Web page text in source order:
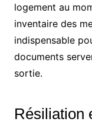
logement au
inventaire des
indispensable
documents
sortie.
Résiliation